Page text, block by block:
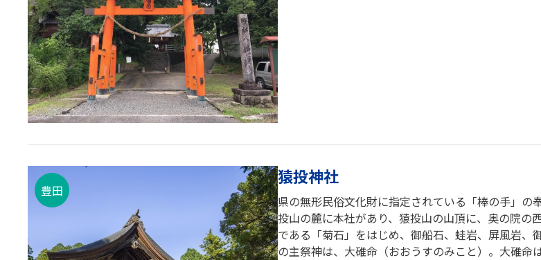
豊田
猿投神社
県の無形民俗文化財に指定されている「棒の手」
投山の麓に本社があり、猿投山の山頂に、奥の院の
である「菊石」をはじめ、御船石、蛙岩、屏風岩、
の主祭神は、大碓命（おおうすのみこと）。大碓